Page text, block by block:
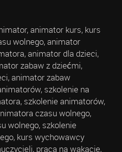
animator kurs, kurs
wolnego, animator
animator dla dzieci,
zabaw z dziećmi,
animator zabaw
szkolenie na
szkolenie animatorów,
czasu wolnego,
wolnego, szkolenie
kurs wychowawcy
praca na wakacje,